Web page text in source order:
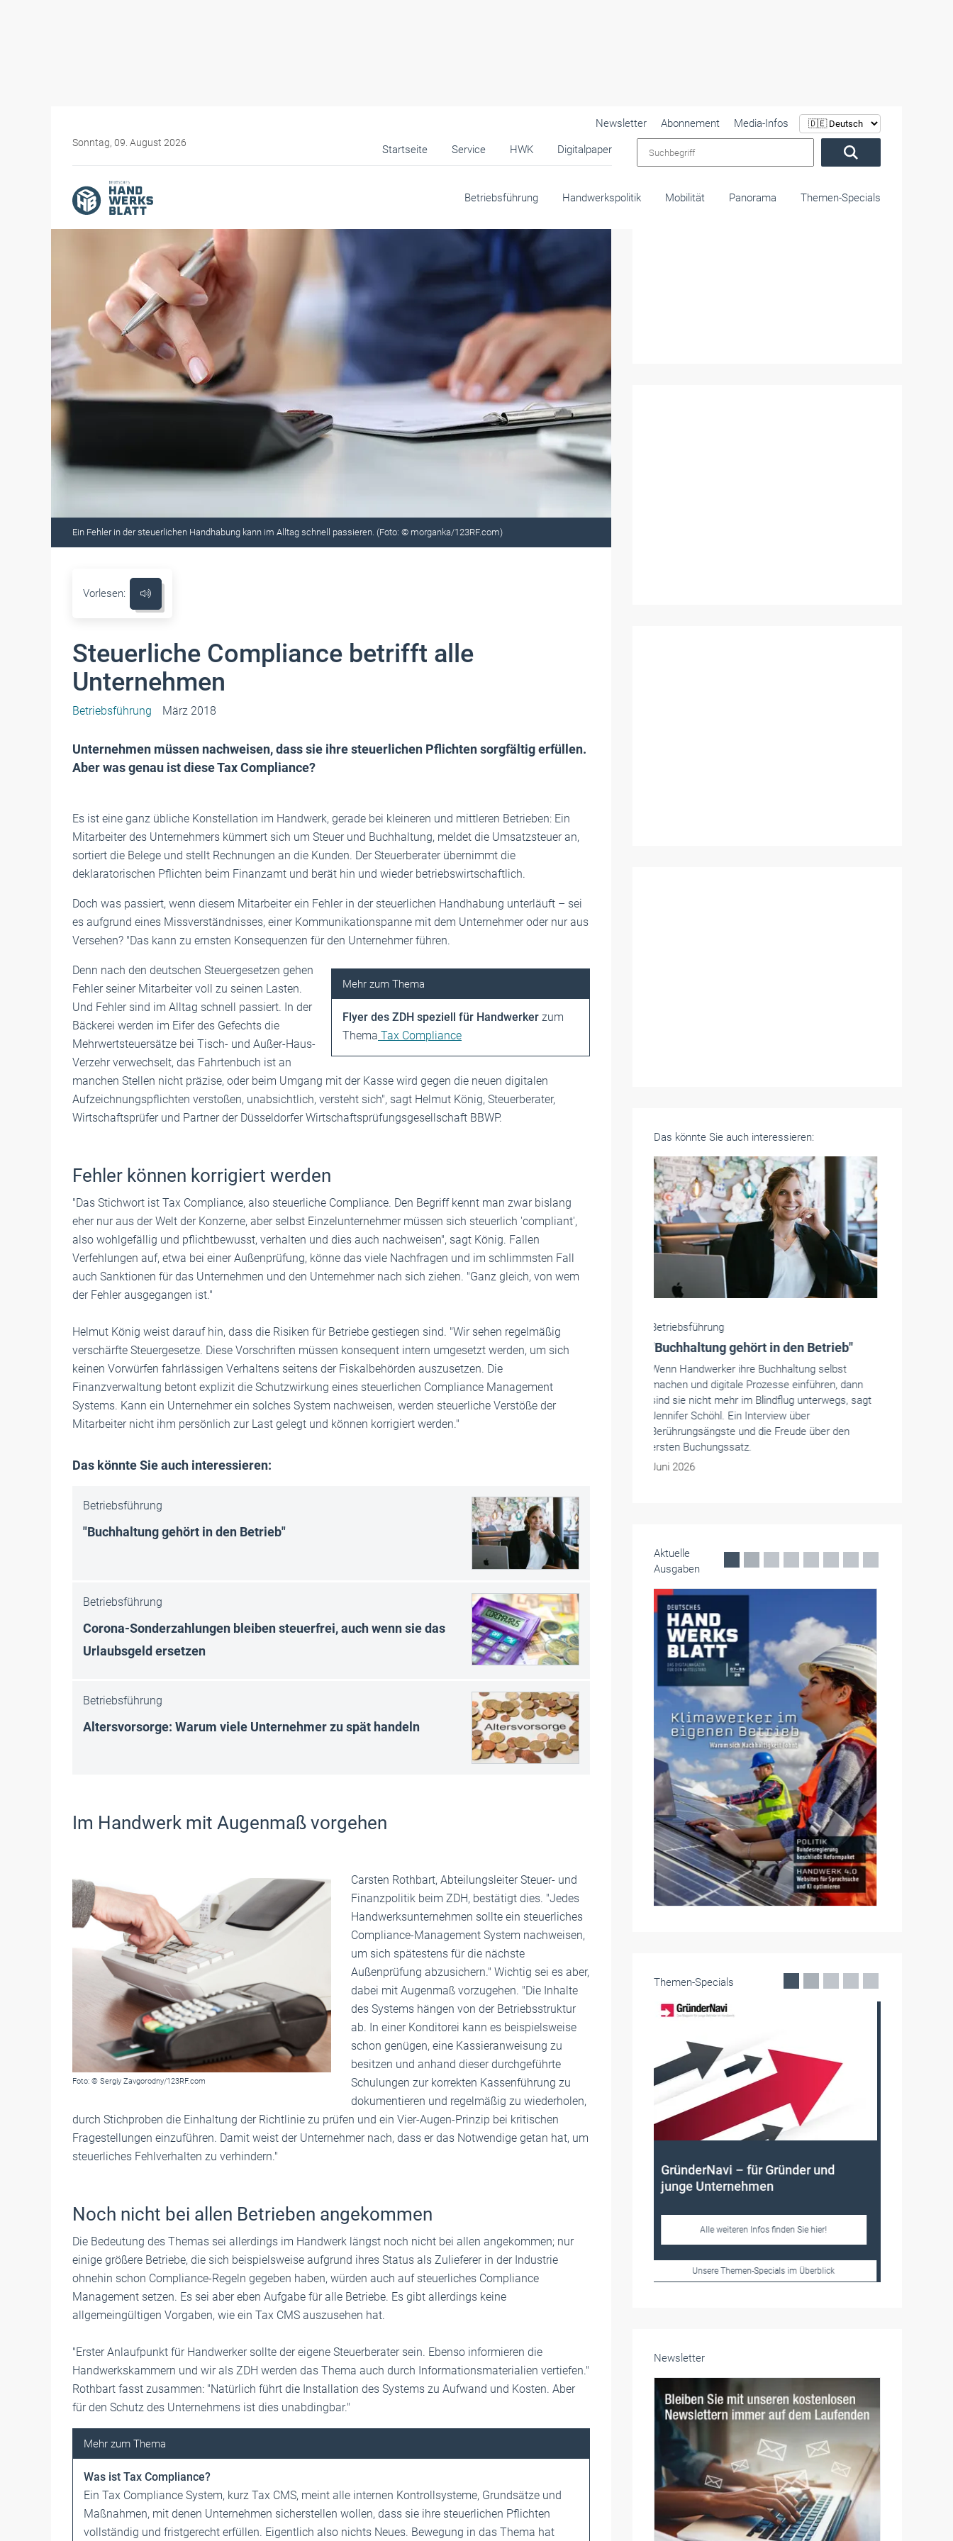
Sonntag, 09. August 2026
Startseite Service HWK Digitalpaper
Newsletter Abonnement
Media-Infos
Betriebsführung Handwerkspolitik Mobilität Panorama Themen-Specials
Ein Fehler in der steuerlichen Handhabung kann im Alltag schnell passieren. (Foto: © morganka/123RF.com)
Vorlesen:
Steuerliche Compliance betrifft alle
Unternehmen
Betriebsführung März 2018
Unternehmen müssen nachweisen, dass sie ihre steuerlichen Pflichten sorgfältig erfüllen.
Aber was genau ist diese Tax Compliance?
Es ist eine ganz übliche Konstellation im Handwerk, gerade bei kleineren und mittleren Betrieben: Ein
Mitarbeiter des Unternehmers kümmert sich um Steuer und Buchhaltung, meldet die Umsatzsteuer an,
sortiert die Belege und stellt Rechnungen an die Kunden. Der Steuerberater übernimmt die
deklaratorischen Pflichten beim Finanzamt und berät hin und wieder betriebswirtschaftlich.
Doch was passiert, wenn diesem Mitarbeiter ein Fehler in der steuerlichen Handhabung unterläuft – sei
es aufgrund eines Missverständnisses, einer Kommunikationspanne mit dem Unternehmer oder nur aus
Versehen? "Das kann zu ernsten Konsequenzen für den Unternehmer führen.
Flyer des ZDH speziell für Handwerker zum
Thema Tax Compliance
Denn nach den deutschen Steuergesetzen gehen
Fehler seiner Mitarbeiter voll zu seinen Lasten.
Und Fehler sind im Alltag schnell passiert. In der
Bäckerei werden im Eifer des Gefechts die
Mehrwertsteuersätze bei Tisch- und Außer-Haus-
Verzehr verwechselt, das Fahrtenbuch ist an
manchen Stellen nicht präzise, oder beim Umgang mit der Kasse wird gegen die neuen digitalen
Aufzeichnungspflichten verstoßen, unabsichtlich, versteht sich", sagt Helmut König, Steuerberater,
Wirtschaftsprüfer und Partner der Düsseldorfer Wirtschaftsprüfungsgesellschaft BBWP.
Fehler können korrigiert werden
"Das Stichwort ist Tax Compliance, also steuerliche Compliance. Den Begriff kennt man zwar bislang
eher nur aus der Welt der Konzerne, aber selbst Einzelunternehmer müssen sich steuerlich 'compliant',
also wohlgefällig und pflichtbewusst, verhalten und dies auch nachweisen", sagt König. Fallen
Verfehlungen auf, etwa bei einer Außenprüfung, könne das viele Nachfragen und im schlimmsten Fall
auch Sanktionen für das Unternehmen und den Unternehmer nach sich ziehen. "Ganz gleich, von wem
der Fehler ausgegangen ist."
Helmut König weist darauf hin, dass die Risiken für Betriebe gestiegen sind. "Wir sehen regelmäßig
verschärfte Steuergesetze. Diese Vorschriften müssen konsequent intern umgesetzt werden, um sich
keinen Vorwürfen fahrlässigen Verhaltens seitens der Fiskalbehörden auszusetzen. Die
Finanzverwaltung betont explizit die Schutzwirkung eines steuerlichen Compliance Management
Systems. Kann ein Unternehmer ein solches System nachweisen, werden steuerliche Verstöße der
Mitarbeiter nicht ihm persönlich zur Last gelegt und können korrigiert werden."
Das könnte Sie auch interessieren:
Betriebsführung
"Buchhaltung gehört in den Betrieb"
Betriebsführung
Corona-Sonderzahlungen bleiben steuerfrei, auch wenn sie das
Urlaubsgeld ersetzen
Betriebsführung
Altersvorsorge: Warum viele Unternehmer zu spät handeln
Im Handwerk mit Augenmaß vorgehen
Foto: © Sergiy Zavgorodny/123RF.com
Carsten Rothbart, Abteilungsleiter Steuer- und
Finanzpolitik beim ZDH, bestätigt dies. "Jedes
Handwerksunternehmen sollte ein steuerliches
Compliance-Management System nachweisen,
um sich spätestens für die nächste
Außenprüfung abzusichern." Wichtig sei es aber,
dabei mit Augenmaß vorzugehen. "Die Inhalte
des Systems hängen von der Betriebsstruktur
ab. In einer Konditorei kann es beispielsweise
schon genügen, eine Kassieranweisung zu
besitzen und anhand dieser durchgeführte
Schulungen zur korrekten Kassenführung zu
dokumentieren und regelmäßig zu wiederholen,
durch Stichproben die Einhaltung der Richtlinie zu prüfen und ein Vier-Augen-Prinzip bei kritischen
Fragestellungen einzuführen. Damit weist der Unternehmer nach, dass er das Notwendige getan hat, um
steuerliches Fehlverhalten zu verhindern."
Noch nicht bei allen Betrieben angekommen
Die Bedeutung des Themas sei allerdings im Handwerk längst noch nicht bei allen angekommen; nur
einige größere Betriebe, die sich beispielsweise aufgrund ihres Status als Zulieferer in der Industrie
ohnehin schon Compliance-Regeln gegeben haben, würden auch auf steuerliches Compliance
Management setzen. Es sei aber eben Aufgabe für alle Betriebe. Es gibt allerdings keine
allgemeingültigen Vorgaben, wie ein Tax CMS auszusehen hat.
"Erster Anlaufpunkt für Handwerker sollte der eigene Steuerberater sein. Ebenso informieren die
Handwerkskammern und wir als ZDH werden das Thema auch durch Informationsmaterialien vertiefen."
Rothbart fasst zusammen: "Natürlich führt die Installation des Systems zu Aufwand und Kosten. Aber
für den Schutz des Unternehmens ist dies unabdingbar."
Was ist Tax Compliance?
Ein Tax Compliance System, kurz Tax CMS, meint alle internen Kontrollsysteme, Grundsätze und
Maßnahmen, mit denen Unternehmen sicherstellen wollen, dass sie ihre steuerlichen Pflichten
vollständig und fristgerecht erfüllen. Eigentlich also nichts Neues. Bewegung in das Thema hat
Das könnte Sie auch interessieren:
Betriebsführung
Corona-Sonderzahlungen bleiben
steuerfrei, auch wenn sie das
Urlaubsgeld ersetzen
Arbeitgeber durften Corona-Sonderzahlungen
steuerfrei auszahlen – auch dann, wenn sie
dafür Urlaubsgeld oder Bonus kürzten. Wichtig
ist dem Bundesfinanzhof aber, dass klar
erkennbar ist, dass die Zahlung wegen der
Aktuelle
Ausgaben
Themen-Specials
Unsere Themen-Specials im Überblick
Newsletter